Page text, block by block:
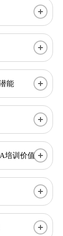
能
培训价值